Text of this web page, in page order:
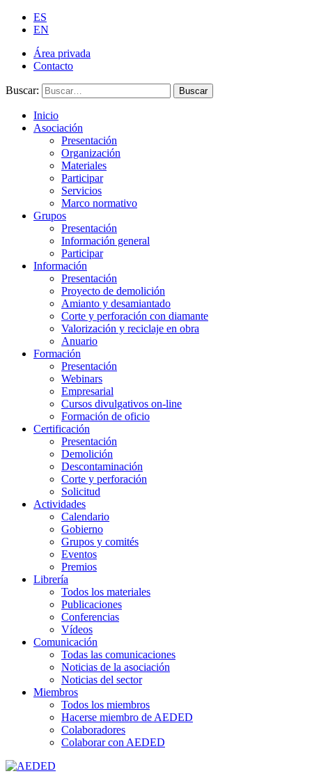
ES
EN
Área privada
Contacto
Buscar: Buscar
Inicio
Asociación
Presentación
Organización
Materiales
Participar
Servicios
Marco normativo
Grupos
Presentación
Información general
Participar
Información
Presentación
Proyecto de demolición
Amianto y desamiantado
Corte y perforación con diamante
Valorización y reciclaje en obra
Anuario
Formación
Presentación
Webinars
Empresarial
Cursos divulgativos on-line
Formación de oficio
Certificación
Presentación
Demolición
Descontaminación
Corte y perforación
Solicitud
Actividades
Calendario
Gobierno
Grupos y comités
Eventos
Premios
Librería
Todos los materiales
Publicaciones
Conferencias
Vídeos
Comunicación
Todas las comunicaciones
Noticias de la asociación
Noticias del sector
Miembros
Todos los miembros
Hacerse miembro de AEDED
Colaboradores
Colaborar con AEDED